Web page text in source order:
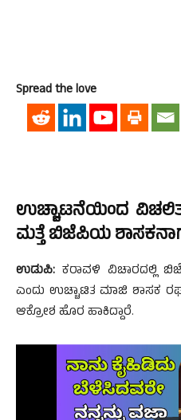
Spread the love
ಉಚ್ಚಾಟನೆಯಿಂದ
ಮತ್ತೆ ಬಿಜೆಪಿಯ
ಉಡುಪಿ: ಕರಾವಳಿ ವಿಚಾರದಲ್ಲಿ
ಎಂದು ಉಚ್ಚಾಟಿತ ಮಾಜಿ ಶಾಸಕ
ಆಕ್ರೋಶ ಹೊರ ಹಾಕಿದ್ದಾರೆ.